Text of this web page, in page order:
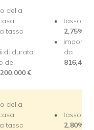
della
tasso
di durata
del
200.000 €
tasso del
2,75%
importo
da
816,48
della
tasso
tasso del
2,80%